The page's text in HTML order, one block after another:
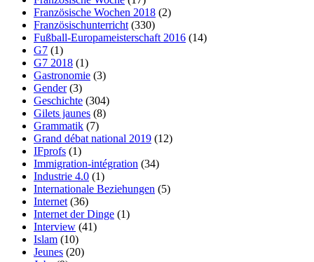
Französische Wochen 2018 (2)
Französischunterricht(330)
Fußball-Europameisterschaft 2016 (14)
G7 (1)
G7 2018 (1)
Gastronomie (3)
Gender(3)
Geschichte (304)
Gilets jaunes (8)
Grammatik (7)
Grand débat national 2019 (12)
IFprofs (1)
Immigration-intégration (34)
Industrie 4.0 (1)
Internationale Beziehungen (5)
Internet(36)
Internet der Dinge (1)
Interview (41)
Islam (10)
Jeunes (20)